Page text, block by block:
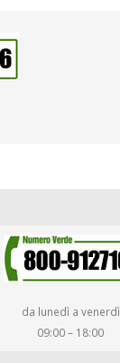
da lunedì a venerdì
09:00 – 18:00